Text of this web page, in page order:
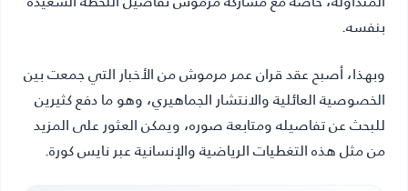
بنفسه.
وبهذا، أصبح عقد قران عمر مرموش من الأخبار التي جمعت بين
الخصوصية العائلية والانتشار الجماهيري، وهو ما دفع كثيرين
للبحث عن تفاصيله ومتابعة صوره، ويمكن العثور على المزيد
من مثل هذه التغطيات الرياضية والإنسانية عبر نايس كورة.